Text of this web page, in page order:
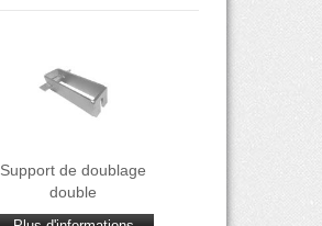
Support de doublage
double